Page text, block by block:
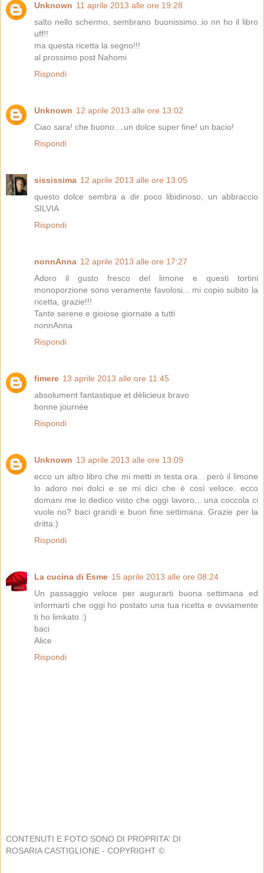
Unknown 11 aprile 2013 alle ore 19:28
salto nello schermo, sembrano buonissimo..io nn ho il libro
uff!!
ma questa ricetta la segno!!!
al prossimo post Nahomi
Rispondi
Unknown 12 aprile 2013 alle ore 13:02
Ciao sara! che buono....un dolce super fine! un bacio!
Rispondi
sississima 12 aprile 2013 alle ore 13:05
questo dolce sembra a dir poco libidinoso, un abbraccio
SILVIA
Rispondi
nonnAnna 12 aprile 2013 alle ore 17:27
Adoro il gusto fresco del limone e questi tortini
monoporzione sono veramente favolosi... mi copio subito la
ricetta, grazie!!!
Tante serene e gioiose giornate a tutti
nonnAnna
Rispondi
fimere 13 aprile 2013 alle ore 11:45
absolument fantastique et délicieux bravo
bonne journée
Rispondi
Unknown 13 aprile 2013 alle ore 13:09
ecco un altro libro che mi metti in testa ora... però il limone
lo adoro nei dolci e se mi dici che è così veloce. ecco
domani me lo dedico visto che oggi lavoro... una coccola ci
vuole no? baci grandi e buon fine settimana. Grazie per la
dritta:)
Rispondi
La cucina di Esme 15 aprile 2013 alle ore 08:24
Un passaggio veloce per augurarti buona settimana ed
informarti che oggi ho postato una tua ricetta e ovviamente
ti ho limkato :)
baci
Alice
Rispondi
CONTENUTI E FOTO SONO DI PROPRITA' DI
ROSARIA CASTIGLIONE - COPYRIGHT ©